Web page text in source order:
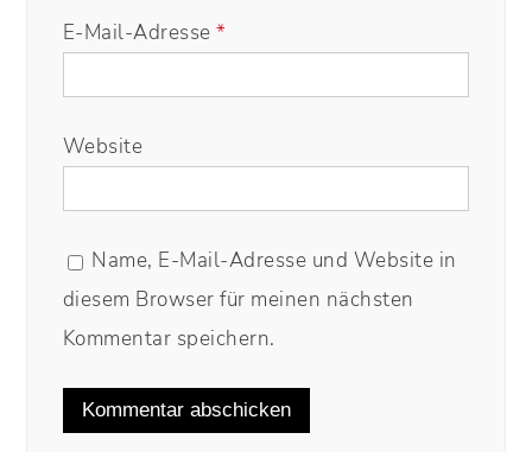
E-Mail-Adresse*
Website
Name, E-Mail-Adresse und Website in
diesem Browser für meinen nächsten
Kommentar speichern.